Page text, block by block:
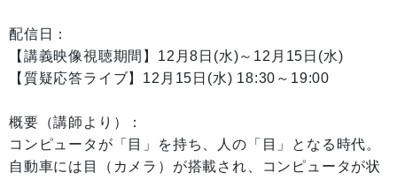
配信日：
【講義映像視聴期間】12月8日(水)～12月15日(水)
【質疑応答ライブ】12月15日(水) 18:30～19:00
概要（講師より）：
コンピュータが「目」を持ち、人の「目」となる時代。
自動車には目（カメラ）が搭載され、コンピュータが状